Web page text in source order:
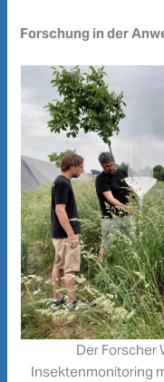
Forschung in der
Der Forscher
Insektenmonitoring